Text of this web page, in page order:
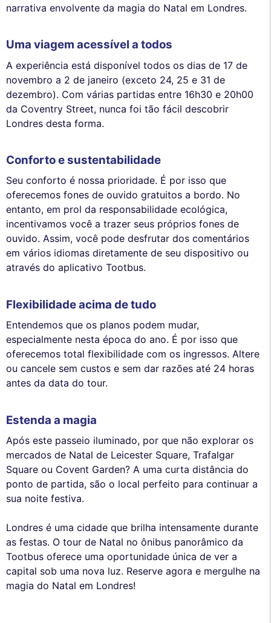
narrativa envolvente da magia do Natal em Londres.
Uma viagem acessível a todos
A experiência está disponível todos os dias de 17 de
novembro a 2 de janeiro (exceto 24, 25 e 31 de
dezembro). Com várias partidas entre 16h30 e 20h00
da Coventry Street, nunca foi tão fácil descobrir
Londres desta forma.
Conforto e sustentabilidade
Seu conforto é nossa prioridade. É por isso que
oferecemos fones de ouvido gratuitos a bordo. No
entanto, em prol da responsabilidade ecológica,
incentivamos você a trazer seus próprios fones de
ouvido. Assim, você pode desfrutar dos comentários
em vários idiomas diretamente de seu dispositivo ou
através do aplicativo Tootbus.
Flexibilidade acima de tudo
Entendemos que os planos podem mudar,
especialmente nesta época do ano. É por isso que
oferecemos total flexibilidade com os ingressos. Altere
ou cancele sem custos e sem dar razões até 24 horas
antes da data do tour.
Estenda a magia
Após este passeio iluminado, por que não explorar os
mercados de Natal de Leicester Square, Trafalgar
Square ou Covent Garden? A uma curta distância do
ponto de partida, são o local perfeito para continuar a
sua noite festiva.
Londres é uma cidade que brilha intensamente durante
as festas. O tour de Natal no ônibus panorâmico da
Tootbus oferece uma oportunidade única de ver a
capital sob uma nova luz. Reserve agora e mergulhe na
magia do Natal em Londres!